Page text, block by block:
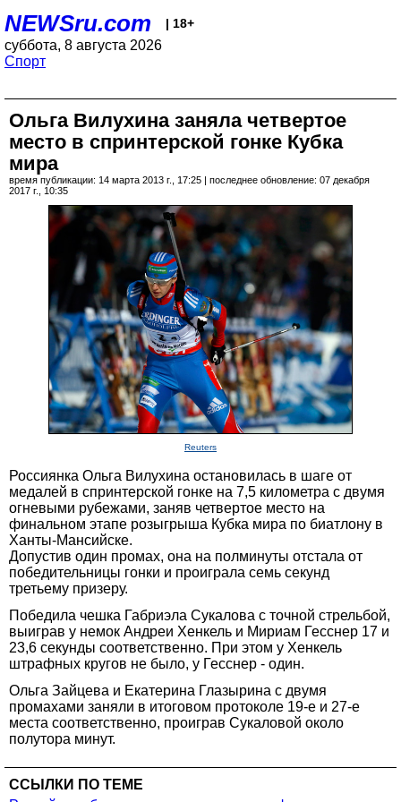
NEWSru.com | 18+
суббота, 8 августа 2026
Спорт
Ольга Вилухина заняла четвертое
место в спринтерской гонке Кубка
мира
время публикации: 14 марта 2013 г., 17:25 | последнее обновление: 07 декабря
2017 г., 10:35
Reuters
Россиянка Ольга Вилухина остановилась в шаге от
медалей в спринтерской гонке на 7,5 километра с двумя
огневыми рубежами, заняв четвертое место на
финальном этапе розыгрыша Кубка мира по биатлону в
Ханты-Мансийске.
Допустив один промах, она на полминуты отстала от
победительницы гонки и проиграла семь секунд
третьему призеру.
Победила чешка Габриэла Сукалова с точной стрельбой,
выиграв у немок Андреи Хенкель и Мириам Гесснер 17 и
23,6 секунды соответственно. При этом у Хенкель
штрафных кругов не было, у Гесснер - один.
Ольга Зайцева и Екатерина Глазырина с двумя
промахами заняли в итоговом протоколе 19-е и 27-е
места соответственно, проиграв Сукаловой около
полутора минут.
ССЫЛКИ ПО ТЕМЕ